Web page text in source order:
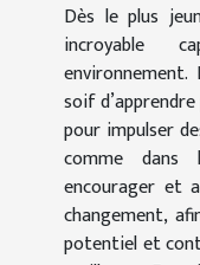
Dès le plus
incroyable
soif
pour impulser
comme dans
encourager et
changement,
potentiel et